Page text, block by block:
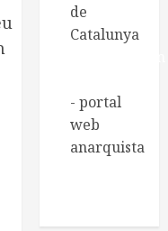
de
Catalunya
- portal
web
anarquista